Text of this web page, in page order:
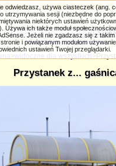
- czyli trochę
Wyszukiwanie zaawansowane
widoczne dla wszystkich
Przystanek z...
odwiedzasz, używa ciasteczek (ang.
utrzymywania sesji (niezbędne do
niektórych ustawień
Używa ich także moduł
Jeżeli nie zgadzasz się z
i powiązanym modułom
ustawień Twojej przeglądarki.